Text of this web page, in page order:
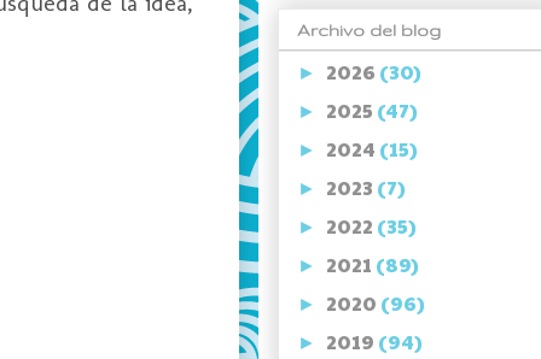
Archivo del blog
► 2026 (30)
► 2025 (47)
► 2024 (15)
► 2023 (7)
► 2022 (35)
► 2021 (89)
► 2020 (96)
► 2019 (94)